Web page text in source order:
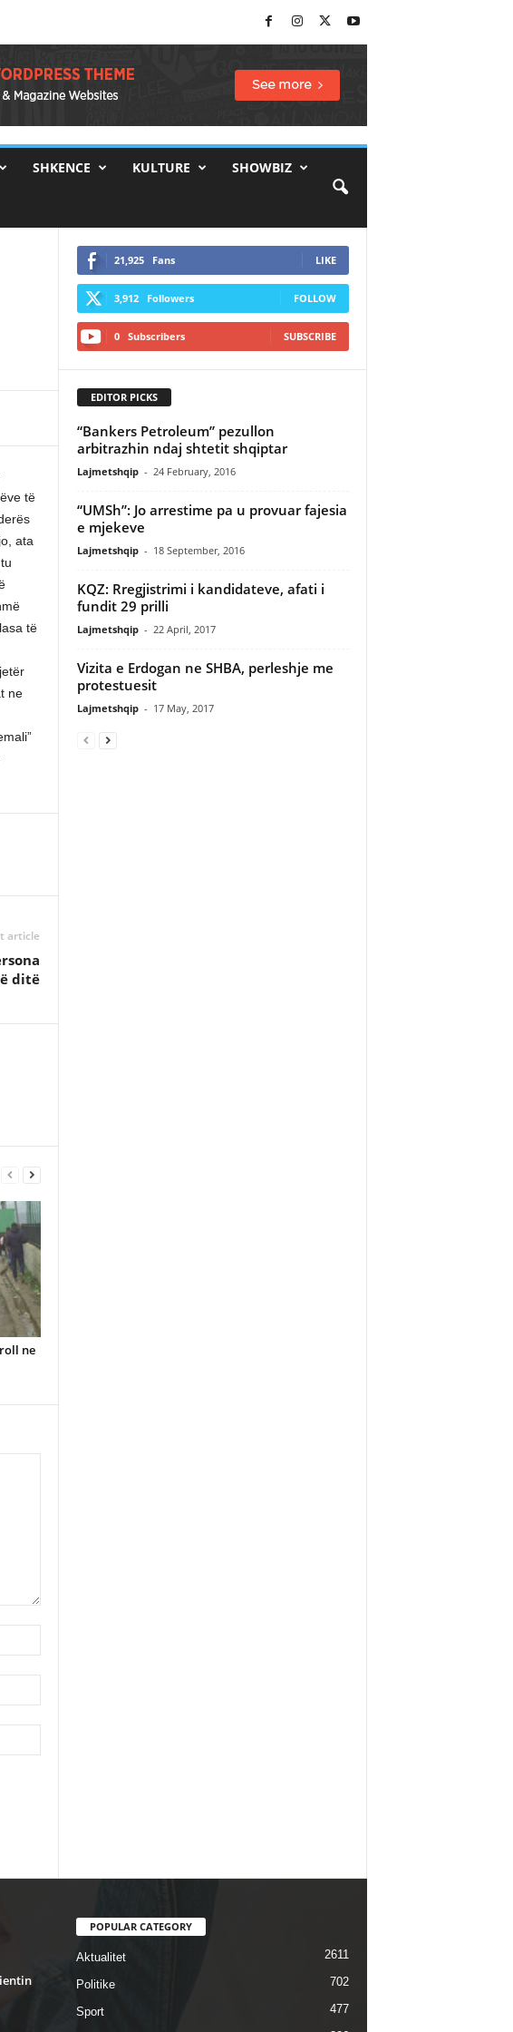
SHKENCE KULTURE SHOWBIZ
të
ata
të
ne
article
ditë
ne
21,925 Fans LIKE
3,912 Followers FOLLOW
0 Subscribers SUBSCRIBE
EDITOR PICKS
“Bankers Petroleum” pezullon
arbitrazhin ndaj shtetit shqiptar
Lajmetshqip - 24 February, 2016
“UMSh”: Jo arrestime pa u provuar fajesia
e mjekeve
Lajmetshqip - 18 September, 2016
KQZ: Rregjistrimi i kandidateve, afati i
fundit 29 prilli
Lajmetshqip - 22 April, 2017
Vizita e Erdogan ne SHBA, perleshje me
protestuesit
Lajmetshqip - 17 May, 2017
POPULAR CATEGORY
Aktualitet 2611
Politike 702
Sport 477